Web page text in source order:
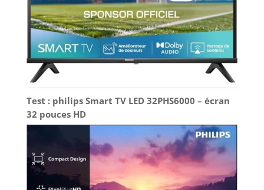
Test : philips Smart TV LED 32PHS6000 – écran
32 pouces HD